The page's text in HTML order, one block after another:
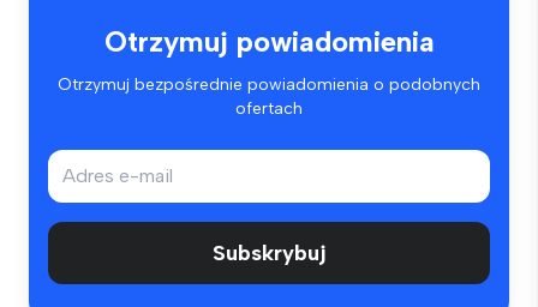
Otrzymuj powiadomienia
Otrzymuj bezpośrednie powiadomienia o podobnych
ofertach
Subskrybuj